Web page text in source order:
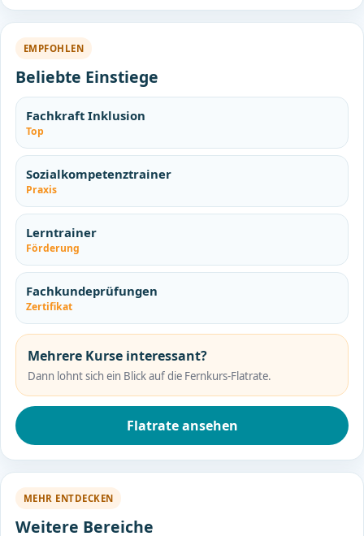
EMPFOHLEN
Beliebte Einstiege
Fachkraft Inklusion
Top
Sozialkompetenztrainer
Praxis
Lerntrainer
Förderung
Fachkundeprüfungen
Zertifikat
Mehrere Kurse interessant?
Dann lohnt sich ein Blick auf die Fernkurs-Flatrate.
Flatrate ansehen
MEHR ENTDECKEN
Weitere Bereiche